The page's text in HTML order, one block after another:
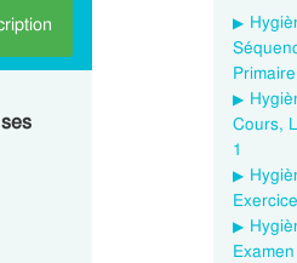
Primaire
Cours,
1